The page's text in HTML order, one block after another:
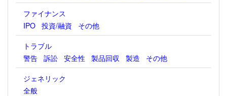
ファイナンス
IPO 投資/融資
その他
トラブル
警告 訴訟 安全性 製品回収 製造
その他
ジェネリック
全般